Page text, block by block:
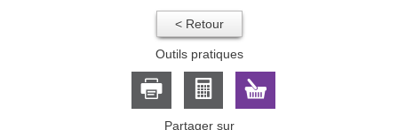
< Retour
Outils pratiques
Partager sur